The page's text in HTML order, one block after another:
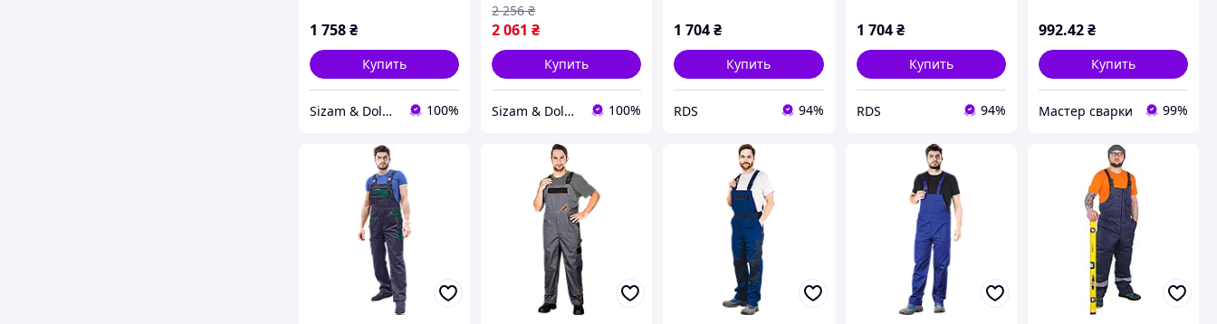
1 758₴
Купить
Sizam & Doloni 100%
2 061 ₴
2 256 ₴
Купить
Sizam & Doloni 100%
1 704₴
Купить
RDS 94%
1 704 ₴
Купить
RDS 94%
992.42₴
Купить
Мастер сварки 99%